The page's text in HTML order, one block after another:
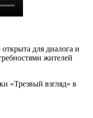
для диалога и
жителей
«Трезвый взгляд» в